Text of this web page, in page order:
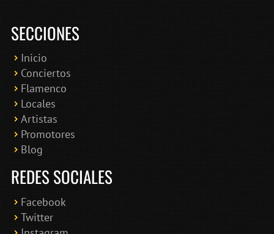
SECCIONES
Inicio
Conciertos
Flamenco
Locales
Artistas
Promotores
Blog
REDES SOCIALES
Facebook
Twitter